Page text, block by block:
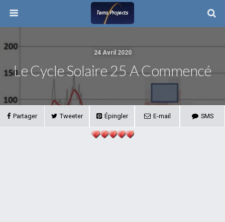
24 Avril 2020
Le Cycle Solaire 25 A Commencé
Partager Tweeter Épingler E-mail SMS